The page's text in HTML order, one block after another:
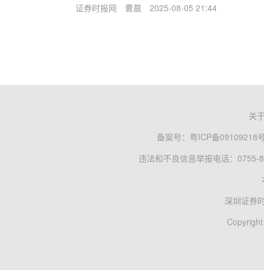
证券时报网 曹晨 2025-08-05 21:44
关
备案号： 粤ICP备09109218
违法和不良信息举报电话：0755-
深圳证券